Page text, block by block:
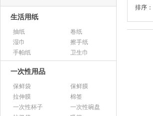
生活用纸
抽纸
卷纸
湿巾
擦手纸
手帕纸
卫生巾
一次性用品
保鲜袋
保鲜膜
拉伸膜
棉签
一次性杯子
一次性碗盘
排序：